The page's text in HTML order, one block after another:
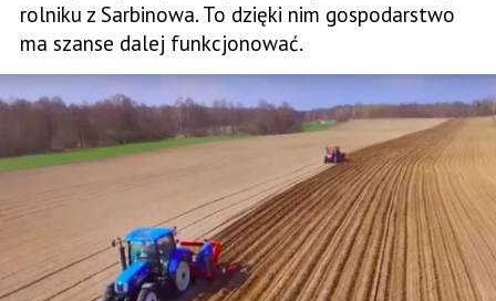
rolniku z Sarbinowa. To dzięki nim gospodarstwo
ma szanse dalej funkcjonować.